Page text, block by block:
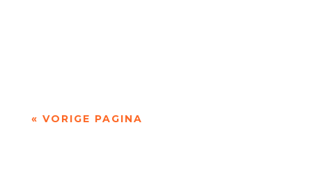
« VORIGE PAGINA